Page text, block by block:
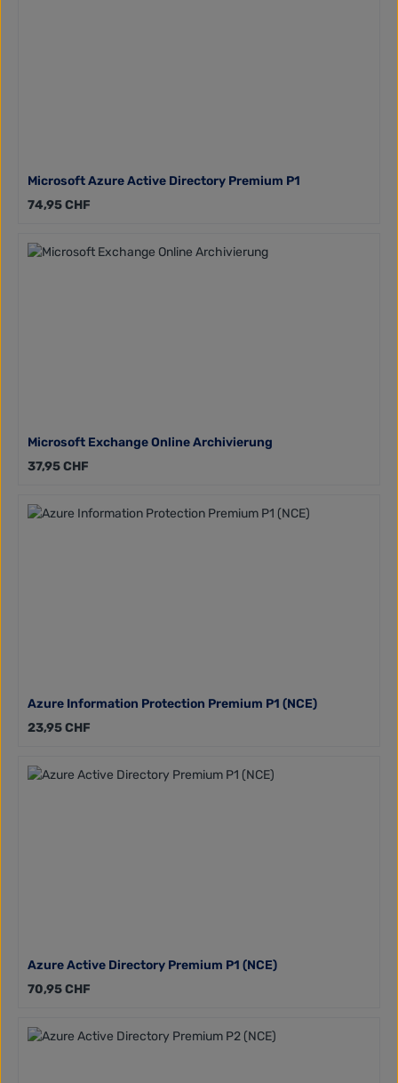
Microsoft Azure Active Directory Premium P1
Regulärer Preis:
74,95 CHF
Microsoft Exchange Online Archivierung
Regulärer Preis:
37,95 CHF
Azure Information Protection Premium P1 (NCE)
Regulärer Preis:
23,95 CHF
Azure Active Directory Premium P1 (NCE)
Regulärer Preis:
70,95 CHF